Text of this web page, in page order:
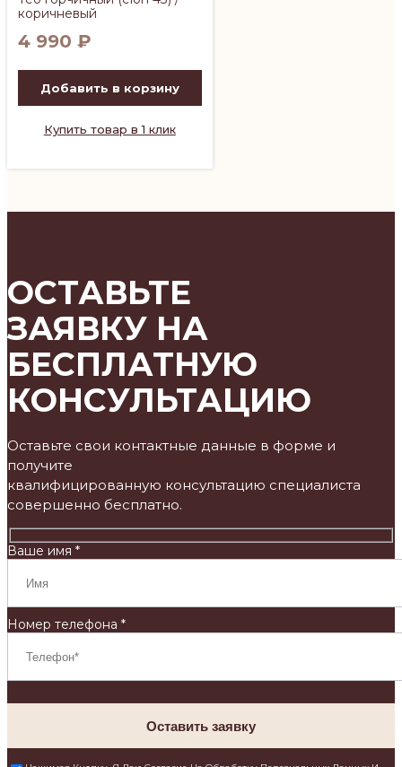
коричневый
4 990 ₽
Добавить в корзину
Купить товар в 1 клик
ОСТАВЬТЕ
ЗАЯВКУ НА
БЕСПЛАТНУЮ
КОНСУЛЬТАЦИЮ
Оставьте свои контактные данные в форме и
получите
квалифицированную консультацию специалиста
совершенно бесплатно.
Ваше имя *
Номер телефона *
Оставить заявку